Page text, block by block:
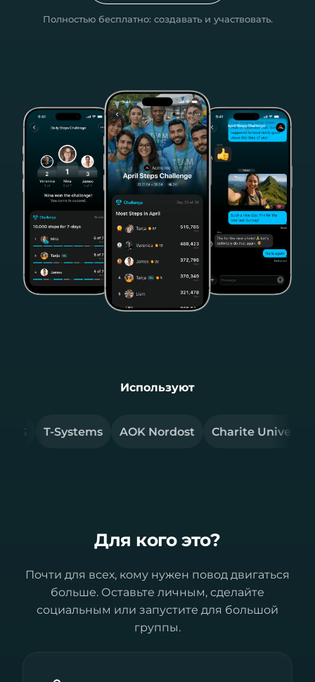
Полностью бесплатно: создавать и участвовать.
Используют
T-Systems AOK Nordost Charite
Для кого это?
Почти для всех, кому нужен повод двигаться
больше. Оставьте личным, сделайте
социальным или запустите для большой
группы.